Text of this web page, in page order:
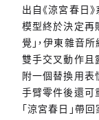
出自《涼宮春日
模型終於決定再
覺」，伊東雜音
雙手交叉動作且
附一個替換用表
手臂零件後還可
「涼宮春日」帶回